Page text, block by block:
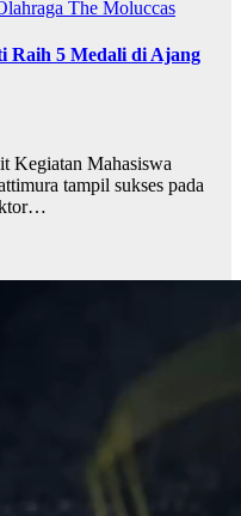
The Moluccas
Raih 5 Medali di Ajang
Mahasiswa
tampil sukses pada